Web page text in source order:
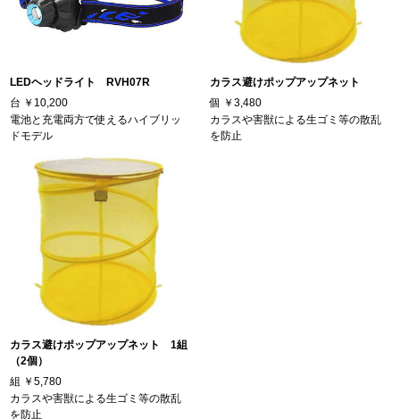
LEDヘッドライト RVH07R
台 ￥10,200
電池と充電両方で使えるハイブリッ
ドモデル
カラス避けポップアップネット
個 ￥3,480
カラスや害獣による生ゴミ等の散乱
を防止
カラス避けポップアップネット 1組
（2個）
組 ￥5,780
カラスや害獣による生ゴミ等の散乱
を防止